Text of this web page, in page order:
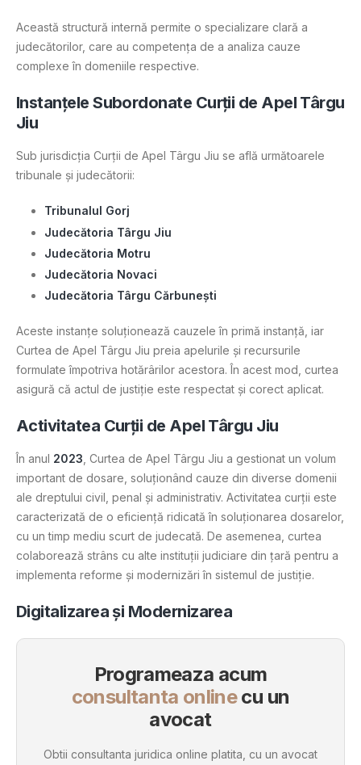
Această structură internă permite o specializare clară a
judecătorilor, care au competența de a analiza cauze
complexe în domeniile respective.
Instanțele Subordonate Curții de Apel Târgu
Jiu
Sub jurisdicția Curții de Apel Târgu Jiu se află următoarele
tribunale și judecătorii:
Tribunalul Gorj
Judecătoria Târgu Jiu
Judecătoria Motru
Judecătoria Novaci
Judecătoria Târgu Cărbunești
Aceste instanțe soluționează cauzele în primă instanță, iar
Curtea de Apel Târgu Jiu preia apelurile și recursurile
formulate împotriva hotărârilor acestora. În acest mod, curtea
asigură că actul de justiție este respectat și corect aplicat.
Activitatea Curții de Apel Târgu Jiu
În anul 2023 , Curtea de Apel Târgu Jiu a gestionat un volum
important de dosare, soluționând cauze din diverse domenii
ale dreptului civil, penal și administrativ. Activitatea curții este
caracterizată de o eficiență ridicată în soluționarea dosarelor,
cu un timp mediu scurt de judecată. De asemenea, curtea
colaborează strâns cu alte instituții judiciare din țară pentru a
implementa reforme și modernizări în sistemul de justiție.
Digitalizarea și Modernizarea
Programeaza acum
consultanta onlinecu un
avocat
Obtii consultanta juridica online platita, cu un avocat